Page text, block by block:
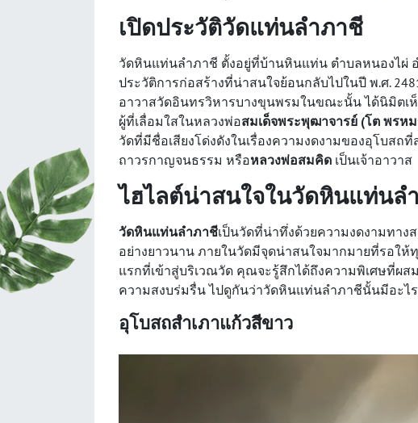
เปิดประวัติวัดแท่นลำภาชี
วัดหินแท่นลำภาชี ตั้งอยู่ที่บ้านหินแท่น ตำบลหนองไผ่
ประวัติการก่อสร้างที่น่าสนใจย้อนกลับไปในปี พ.ศ.
อาวาสวัดอินทรวิหารบางขุนพรมในขณะนั้น ได้นิมิตเ
ผู้ที่เลื่อมใสในหลวงพ่อสมเด็จพระพุฒาจารย์ (โต พรห
วัดที่มีชื่อเสียงโด่งดังในเรื่องความงดงามของอุโบส
ถาวรกาญจนธรรม หรือหลวงพ่อสมคิด เป็นเจ้าอาวาส
ไฮไลต์น่าสนใจในวัดหินแท่นล
วัดหินแท่นลำภาชีเป็นวัดที่น่าทึ่งด้วยความงดงามทา
อย่างยาวนาน ภายในวัดมีจุดน่าสนใจมากมายที่รอใ
แรกที่เข้าสู่บริเวณวัด คุณจะรู้สึกได้ถึงความพิเศษที่ผส
ความสงบร่มรื่น ไปดูกันว่าวัดหินแท่นลำภาชีนั้นมีอะไ
อุโบสถสำเภาแก้วสีขาว